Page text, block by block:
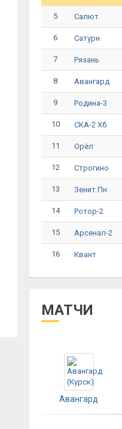
5 Салют
6 Сатурн
7 Рязань
8 Авангард
9 Родина-3
10 СКА-2 Хб
11 Орёл
12 Строгино
13 Зенит Пн
14 Ротор-2
15 Арсенал-2
16 Квант
МАТЧИ
Авангард